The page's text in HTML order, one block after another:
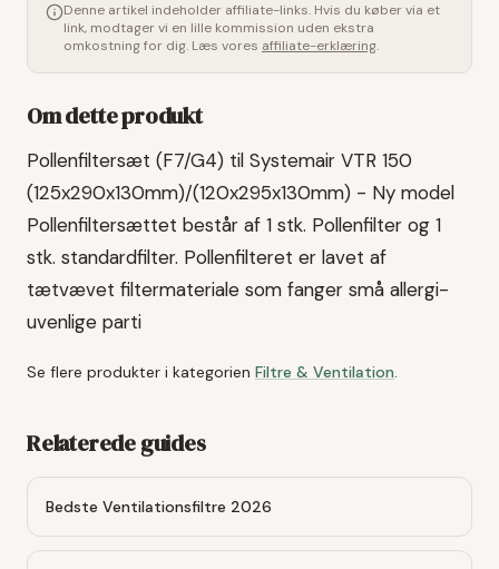
Denne artikel indeholder affiliate-links. Hvis du køber via et
link, modtager vi en lille kommission uden ekstra
omkostning for dig. Læs vores affiliate-erklæring.
Om dette produkt
Pollenfiltersæt (F7/G4) til Systemair VTR 150
(125x290x130mm)/(120x295x130mm) - Ny model
Pollenfiltersættet består af 1 stk. Pollenfilter og 1
stk. standardfilter. Pollenfilteret er lavet af
tætvævet filtermateriale som fanger små allergi-
uvenlige parti
Se flere produkter i kategorien Filtre & Ventilation.
Relaterede guides
Bedste Ventilationsfiltre 2026